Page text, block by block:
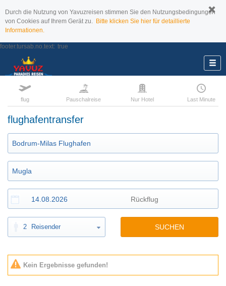
Durch die Nutzung von Yavuzreisen stimmen Sie den Nutzungsbedingungen
von Cookies auf Ihrem Gerät zu. Bitte klicken Sie hier für detaillierte
Informationen.
footer.tursab.no.text: true
flug Pauschalreise Nur Hotel Last Minute
flughafentransfer
2 Reisender SUCHEN
Kein Ergebnisse gefunden!